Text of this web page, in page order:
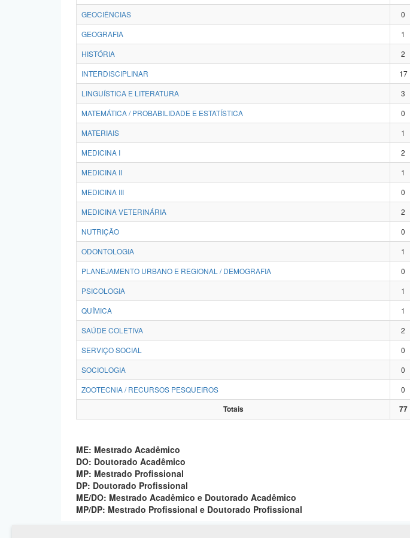
GEOCIÊNCIAS
0
GEOGRAFIA
1
HISTÓRIA
2
INTERDISCIPLINAR
17
LINGUÍSTICA E LITERATURA
3
MATEMÁTICA / PROBABILIDADE E ESTATÍSTICA
0
MATERIAIS
1
MEDICINA I
2
MEDICINA II
1
MEDICINA III
0
MEDICINA VETERINÁRIA
2
NUTRIÇÃO
0
ODONTOLOGIA
1
PLANEJAMENTO URBANO E REGIONAL / DEMOGRAFIA
0
PSICOLOGIA
1
QUÍMICA
1
SAÚDE COLETIVA
2
SERVIÇO SOCIAL
0
SOCIOLOGIA
0
ZOOTECNIA / RECURSOS PESQUEIROS
0
Totais
77
ME: Mestrado Acadêmico
DO: Doutorado Acadêmico
MP: Mestrado Profissional
DP: Doutorado Profissional
ME/DO: Mestrado Acadêmico e Doutorado Acadêmico
MP/DP: Mestrado Profissional e Doutorado Profissional